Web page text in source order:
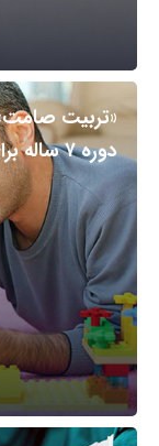
«تربیت
دوره ۷ ساله برای تربیت کودک